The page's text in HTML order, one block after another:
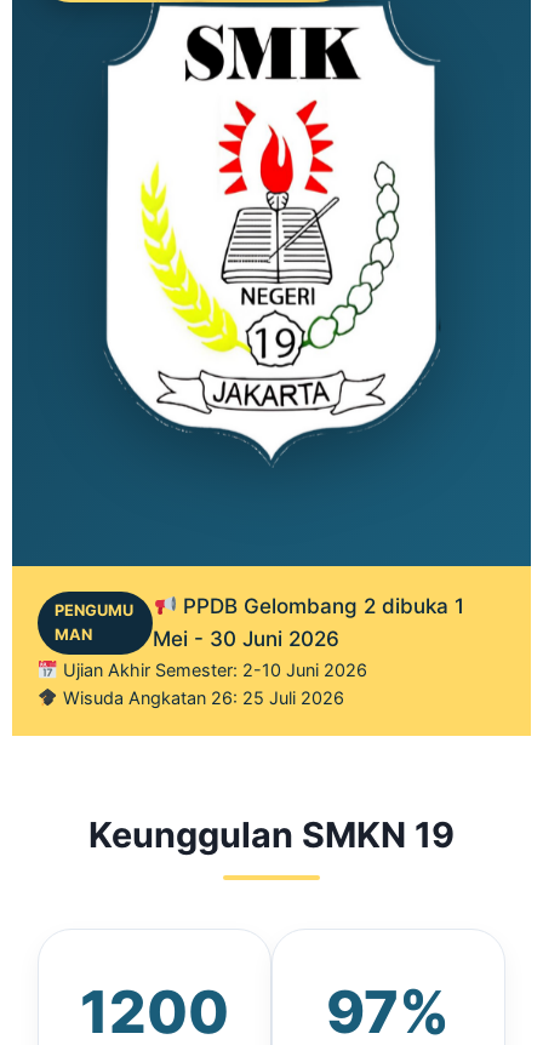
PENGUMU
MAN
PPDB Gelombang 2 dibuka 1
Mei - 30 Juni 2026
Ujian Akhir Semester: 2-10 Juni 2026
Wisuda Angkatan 26: 25 Juli 2026
Keunggulan SMKN 19
1200
97%